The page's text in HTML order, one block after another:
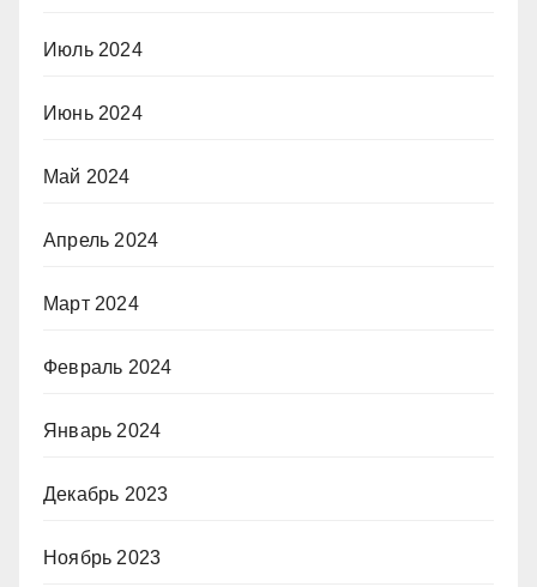
Июль 2024
Июнь 2024
Май 2024
Апрель 2024
Март 2024
Февраль 2024
Январь 2024
Декабрь 2023
Ноябрь 2023